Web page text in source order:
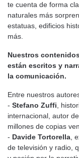
te cuenta de forma
naturales más
estatuas, edificios
más.
Nuestros
están escritos y
la comunicación.
Entre nuestros
- Stefano Zuffi ,
internacional, autor
millones de copias
- Davide Tortorella ,
de televisión y radio,